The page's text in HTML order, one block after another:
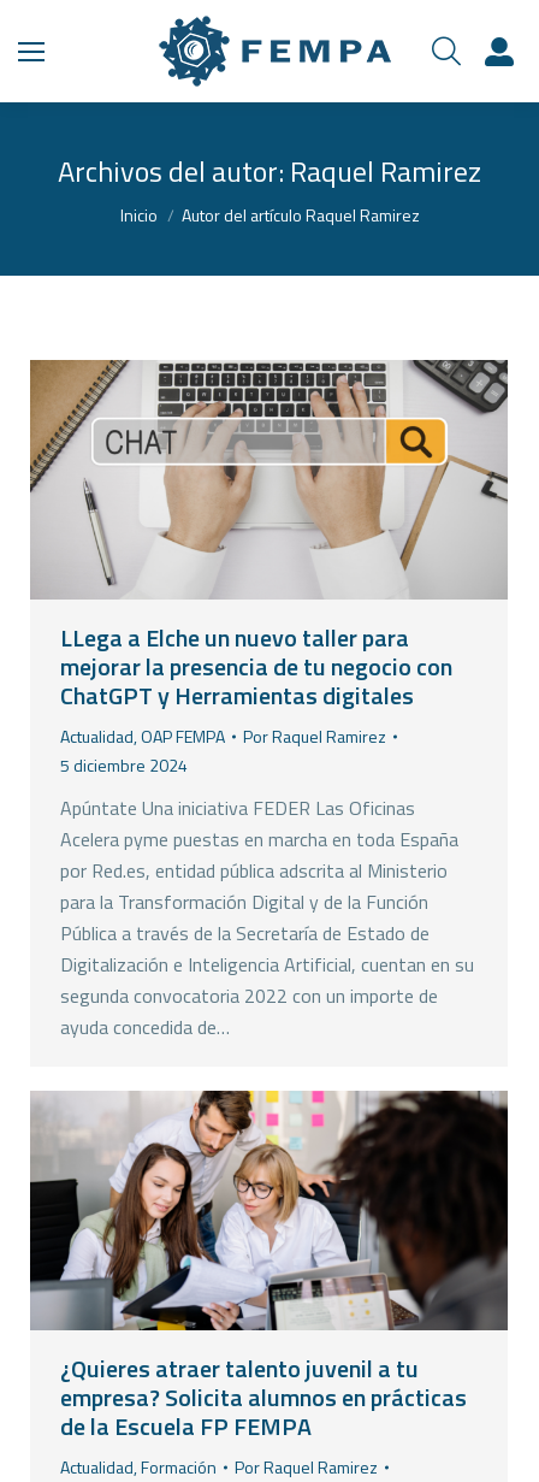
Archivos del autor: Raquel Ramirez
Estás aquí:
Inicio Autor del artículo Raquel Ramirez
LLega a Elche un nuevo taller para
mejorar la presencia de tu negocio con
ChatGPT y Herramientas digitales
Actualidad,OAP FEMPA PorRaquel Ramirez
5 diciembre 2024
Apúntate Una iniciativa FEDER Las Oficinas
Acelera pyme puestas en marcha en toda España
por Red.es, entidad pública adscrita al Ministerio
para la Transformación Digital y de la Función
Pública a través de la Secretaría de Estado de
Digitalización e Inteligencia Artificial, cuentan en su
segunda convocatoria 2022 con un importe de
ayuda concedida de…
¿Quieres atraer talento juvenil a tu
empresa? Solicita alumnos en prácticas
de la Escuela FP FEMPA
Actualidad,Formación PorRaquel Ramirez